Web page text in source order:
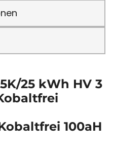
25 kWh HV 3
100aH